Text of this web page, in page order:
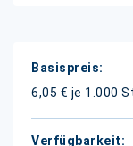
Weitere
Informationen
6,05 € je 1.000